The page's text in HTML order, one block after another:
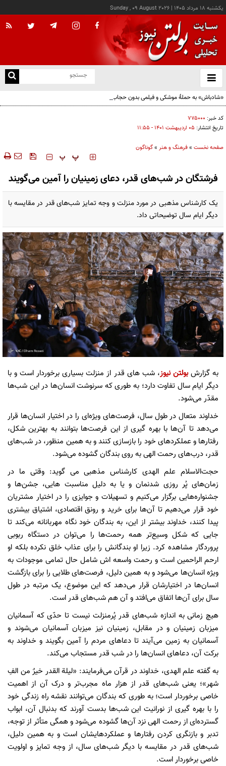
يکشنبه ۱۸ مرداد ۱۴۰۵ |
Sunday , 09 August 2026
باز
و
«شادباش» به حملۀ موشکی و فیلمی بدون حجاب؛ روایت تناقض‌های محسن قرایی
کد خبر: ۷۷۵۰۰۰
تاریخ انتشار: ۰۵ ارديبهشت ۱۴۰۱ - ۱۱:۵۵
صفحه نخست »فرهنگ و هنر »گوناگون
‍‍‍ پ پ
فرشتگان در شب‌های قدر، دعای زمینیان را آمین می‌گویند
یک کارشناس مذهبی در مورد منزلت و وجه تمایز شب‌های قدر در مقایسه با
دیگر ایام سال توضیحاتی داد.
به گزارشبولتن نیوز، شب های قدر از منزلت بسیاری برخوردار است و با
دیگر ایام سال تفاوت دارد؛ به طوری که سرنوشت انسان‌ها در این شب‌ها
مقدّر می‌شود.
خداوند متعال در طول سال، فرصت‌های ویژه‌ای را در اختیار انسان‌ها قرار
می‌دهد تا آن‌ها با بهره گیری از این فرصت‌ها بتوانند به بهترین شکل،
رفتار‌ها و عملکرد‌های خود را بازسازی کنند و به همین منظور، در شب‌های
قدر، درب‌های رحمت الهی به روی بندگان گشوده می‌شود.
حجت‌الاسلام علم الهدی کارشناس مذهبی می گوید: وقتی ما در
زمان‌های پُر روزی شدنمان و یا به دلیل مناسبت هایی، جشن‌ها و
جشنواره‌هایی برگزار می‌کنیم و تسهیلات و جوایزی را در اختیار مشتریان
خود قرار می‌دهیم تا آن‌ها برای خرید و رونق اقتصادی، اشتیاق بیشتری
پیدا کنند، خداوند بیشتر از این، به بندگان خود نگاه مهربانانه می‌کند تا
جایی که شکل وسیع‌تر همه رحمت‌ها را می‌توان در دستگاه ربوبی
پروردگار مشاهده کرد. زیرا او بندگانش را برای عذاب خلق نکرده بلکه او
ارحم الراحمین است و رحمت واسعه اش شامل حال تمامی موجودات به
ویژه انسان‌ها می‌شود و به همین دلیل، فرصت‌های طلایی را برای بازگشت
انسان‌ها در اختیارشان قرار می‌دهد که این موضوع، یک مرتبه در طول
سال برای آن‌ها اتفاق می‌افتد و آن هم شب‌های قدر است.
هیچ زمانی به اندازه شب‌های قدر پُرمنزلت نیست تا حدّی که آسمانیان
میزبان زمینیان و در مقابل، زمینیان نیز میزبان آسمانیان می‌شوند و
آسمانیان به زمین می‌آیند تا دعا‌های مردم را آمین بگویند و خداوند به
برکت آن، دعا‌های انسان‌ها را در شب قدر مستجاب می‌کند.
به گفته علم الهدی، خداوند در قرآن می‌فرمایند: «لیلة القدر خیرٌ من الفِ
شهر»؛ یعنی شب‌های قدر از هزار ماه مجرب‌تر و درک آن از اهمیت
خاصی برخوردار است؛ به طوری که بندگان می‌توانند نقشه راه زندگی خود
را با بهره گیری از نورانیت این شب‌ها بدست آورند که بدنبال آن، ابواب
گسترده‌ای از رحمت الهی نزد آن‌ها گشوده می‌شود و همگی متأثر از توجه،
تدبر و بازنگری کردن رفتار‌ها و عملکردهایشان است و به همین دلیل،
شب‌های قدر در مقایسه با دیگر شب‌های سال، از وجه تمایز و اولویت
خاصی برخوردار است.